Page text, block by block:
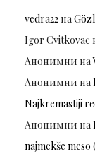
vedra22на
Igor Cvitkovac
Анонимни на
Анонимни на
Najkremastiji
Анонимни на
najmekše meso